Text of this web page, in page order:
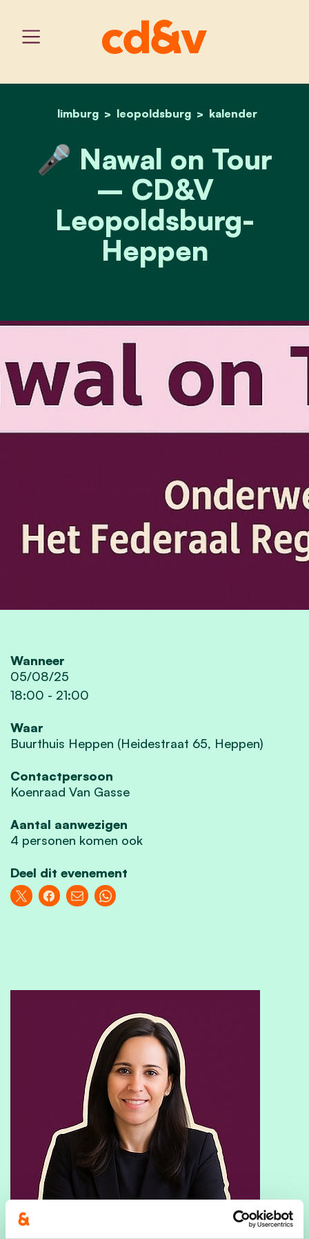
home
limburg leopoldsburg kalender
🎤 nawal on tour –
🎤 Nawal on Tour
– CD&V
Leopoldsburg-
Heppen
Wanneer
05/08/25
18:00 - 21:00
Waar
Buurthuis Heppen (Heidestraat 65, Heppen)
Contactpersoon
Koenraad Van Gasse
Aantal aanwezigen
4 personen komen ook
Deel dit evenement